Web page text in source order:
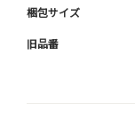
梱包サイズ
旧品番